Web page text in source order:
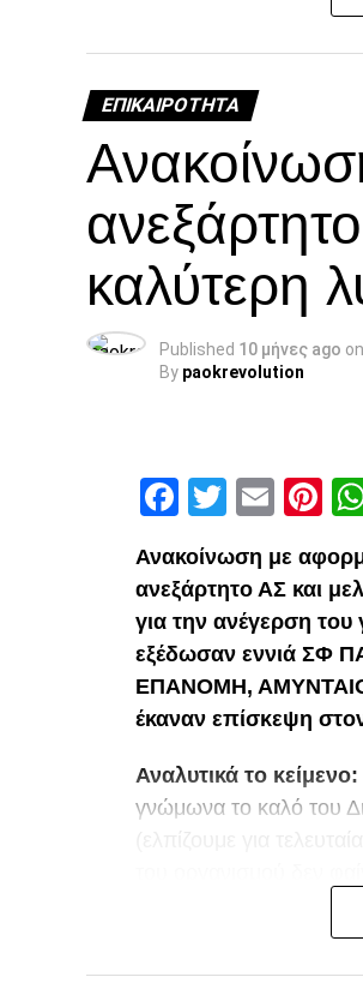
ΕΠΙΚΑΙΡΌΤΗΤΑ
καλύτερη
Published 10 μήνες ago on
By paokrevolution
Facebook
Twitter
Ανακοίνωση με
ανεξάρτητο ΑΣ και
για την ανέγερση
εξέδωσαν εννιά
ΕΠΑΝΟΜΗ,
έκαναν επίσκεψη
Αναλυτικά το κείμενο:
γνώμωνα το καλό του
προσπάθειες μας να